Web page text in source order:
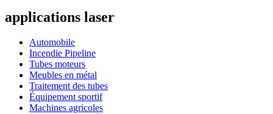
applications laser
Automobile
Incendie Pipeline
Tubes moteurs
Meubles en métal
Traitement des tubes
Équipement sportif
Machines agricoles